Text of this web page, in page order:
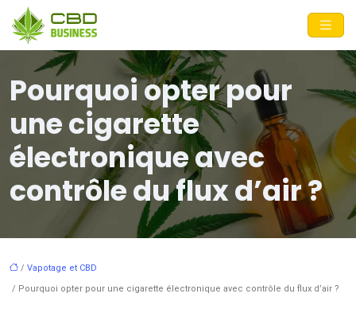
Pourquoi opter pour
une cigarette
électronique avec
contrôle du flux d’air ?
/ Vapotage et CBD
/ Pourquoi opter pour une cigarette électronique avec contrôle du flux d’air ?